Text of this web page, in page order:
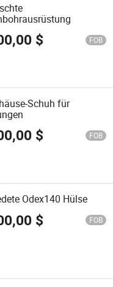
$ FOB
Schuh für
$ FOB
Odex140 Hülse
$ FOB